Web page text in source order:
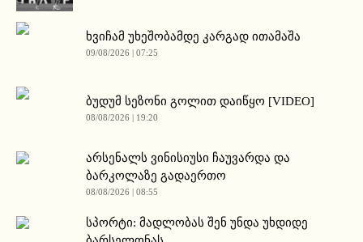
ხვიჩამ უხეშობამდე კარგად ითამაშა
09/08/2026 | 07:25
ბუდუმ სეზონი გოლით დაიწყო [VIDEO]
08/08/2026 | 19:20
არსენალს ვინისიუსი ჩაუვარდა და
ბარკოლაზე გადაერთო
08/08/2026 | 08:55
სპორტი: მადლობას შენ უნდა უხდიდე